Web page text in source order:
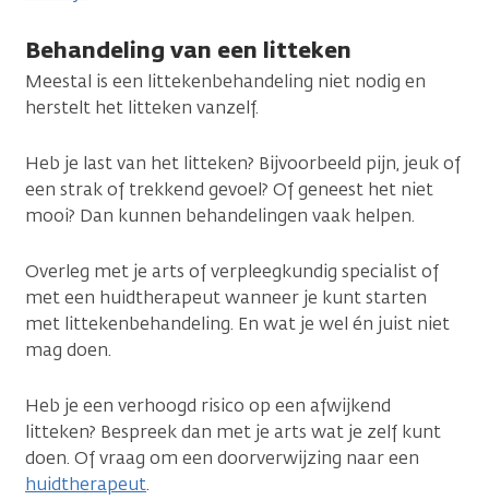
Behandeling van een litteken
Meestal is een littekenbehandeling niet nodig en
herstelt het litteken vanzelf.
Heb je last van het litteken? Bijvoorbeeld pijn, jeuk of
een strak of trekkend gevoel? Of geneest het niet
mooi? Dan kunnen behandelingen vaak helpen.
Overleg met je arts of verpleegkundig specialist of
met een huidtherapeut wanneer je kunt starten
met littekenbehandeling. En wat je wel én juist niet
mag doen.
Heb je een verhoogd risico op een afwijkend
litteken? Bespreek dan met je arts wat je zelf kunt
doen. Of vraag om een doorverwijzing naar een
huidtherapeut.